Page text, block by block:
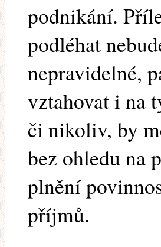
podnikání.
podléhat
nepravidelné,
vztahovat i na
či nikoliv, by
bez ohledu na
plnění
příjmů.